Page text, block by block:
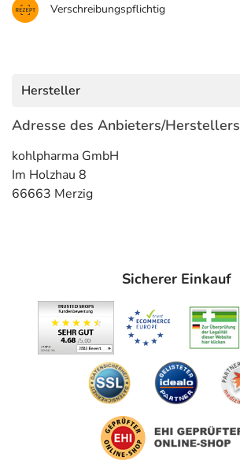
Verschreibungspflichtig
Hersteller
Adresse des Anbieters/Herstellers
kohlpharma GmbH
Im Holzhau 8
66663 Merzig
Sicherer Einkauf